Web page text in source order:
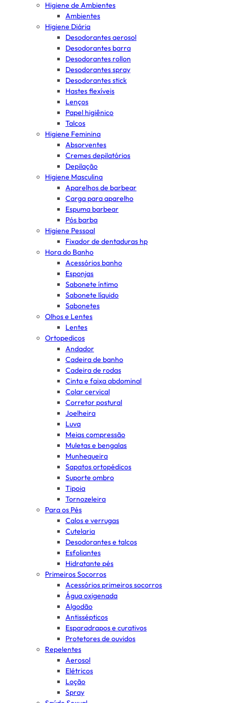
Higiene de Ambientes
Ambientes
Higiene Diária
Desodorantes aerosol
Desodorantes barra
Desodorantes rollon
Desodorantes spray
Desodorantes stick
Hastes flexíveis
Lenços
Papel higiênico
Talcos
Higiene Feminina
Absorventes
Cremes depilatórios
Depilação
Higiene Masculina
Aparelhos de barbear
Carga para aparelho
Espuma barbear
Pós barba
Higiene Pessoal
Fixador de dentaduras hp
Hora do Banho
Acessórios banho
Esponjas
Sabonete íntimo
Sabonete líquido
Sabonetes
Olhos e Lentes
Lentes
Ortopedicos
Andador
Cadeira de banho
Cadeira de rodas
Cinta e faixa abdominal
Colar cervical
Corretor postural
Joelheira
Luva
Meias compressão
Muletas e bengalas
Munhequeira
Sapatos ortopédicos
Suporte ombro
Tipoia
Tornozeleira
Para os Pés
Calos e verrugas
Cutelaria
Desodorantes e talcos
Esfoliantes
Hidratante pés
Primeiros Socorros
Acessórios primeiros socorros
Água oxigenada
Algodão
Antissépticos
Esparadrapos e curativos
Protetores de ouvidos
Repelentes
Aerosol
Elétricos
Loção
Spray